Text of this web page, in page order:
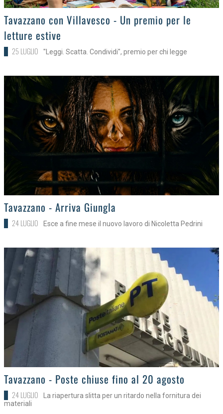
>
Tavazzano con Villavesco - Un premio per le
letture estive
25 LUGLIO "Leggi. Scatta. Condividi", premio per chi legge
>
Tavazzano - Arriva Giungla
24 LUGLIO Esce a fine mese il nuovo lavoro di Nicoletta Pedrini
>
Tavazzano - Poste chiuse fino al 20 agosto
24 LUGLIO
La riapertura slitta per un ritardo nella fornitura dei
materiali